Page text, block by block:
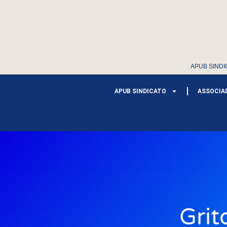
APUB
APUB SINDICATO